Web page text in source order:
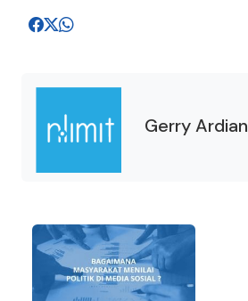
Gerry Ardian